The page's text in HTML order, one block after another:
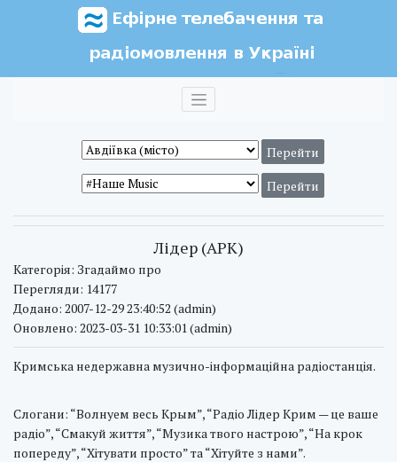
Лідер (АРК)
Категорія: Згадаймо про
Перегляди: 14177
Додано: 2007-12-29 23:40:52 (admin)
Оновлено: 2023-03-31 10:33:01 (admin)
Кримська недержавна музично-інформаційна радіостанція.
Слогани: “Волнуем весь Крым”, “Радiо Лiдер Крим — це ваше
радiо”, “Смакуй життя”, “Музика твого настрою”, “На крок
попереду”, “Хiтувати просто” та “Хiтуйте з нами”.